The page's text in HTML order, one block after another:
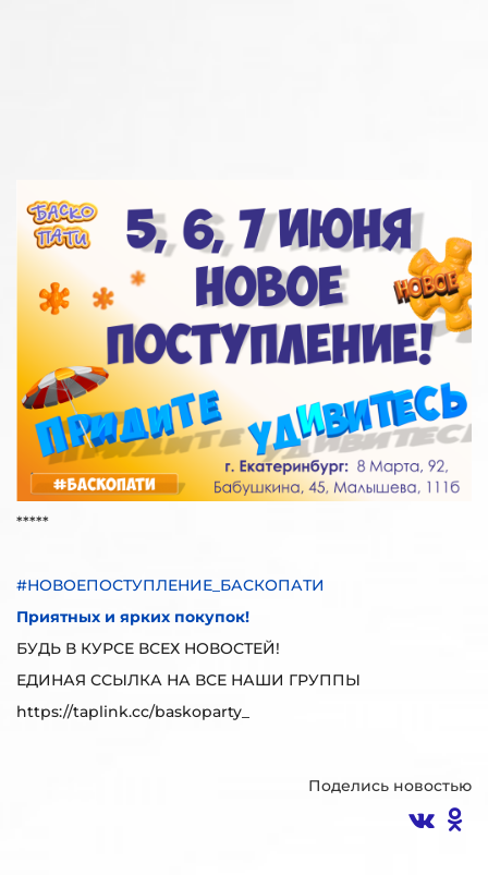
*****
#НОВОЕПОСТУПЛЕНИЕ_БАСКОПАТИ
Приятных и ярких покупок!
БУДЬ В КУРСЕ ВСЕХ НОВОСТЕЙ!
ЕДИНАЯ ССЫЛКА НА ВСЕ НАШИ ГРУППЫ
https://taplink.cc/baskoparty_
Поделись новостью